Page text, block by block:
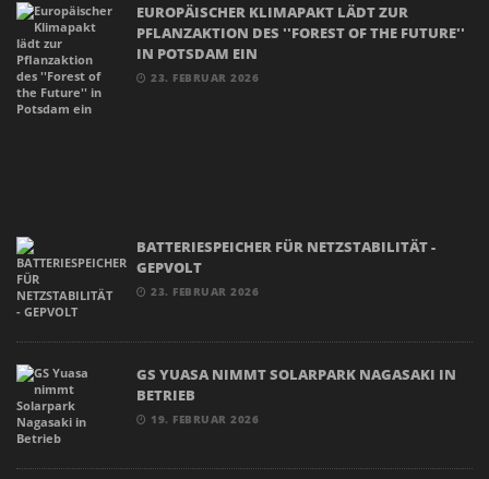
EUROPÄISCHER KLIMAPAKT LÄDT ZUR
PFLANZAKTION DES ''FOREST OF THE FUTURE''
IN POTSDAM EIN
23. FEBRUAR 2026
BATTERIESPEICHER FÜR NETZSTABILITÄT -
GEPVOLT
23. FEBRUAR 2026
GS YUASA NIMMT SOLARPARK NAGASAKI IN
BETRIEB
19. FEBRUAR 2026